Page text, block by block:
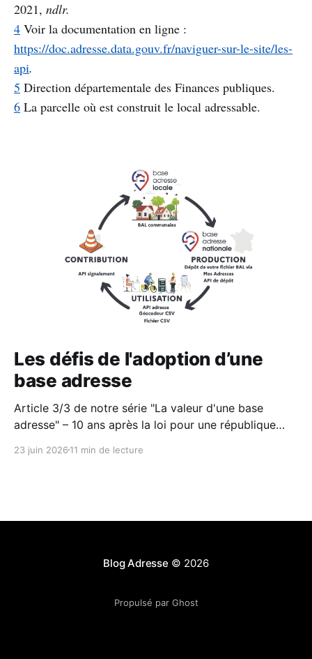
2021, ndlr.
4 Voir la documentation en ligne :
https://doc.adresse.data.gouv.fr/naviguer-sur-le-site/les-
api.
5 Direction départementale des Finances publiques.
6 La parcelle où est construit le local adressable.
Les défis de l'adoption d’une
base adresse
Article 3/3 de notre série "La valeur d'une base
adresse" – 10 ans après la loi pour une république
le cas particulier de la donnée adresse
23 juin 2026 11 min de lecture
Blog Adresse © 2026
Propulsé par Ghost